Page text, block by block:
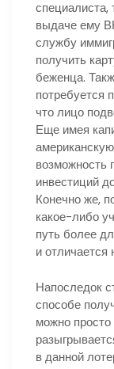
специалиста,
выдаче ему
службу
получить
беженца.
потребуется
что лицо
Еще имея
возможность
инвестиций
Конечно же,
какое-либо
путь более
и
Напоследок
способе
можно
в данной